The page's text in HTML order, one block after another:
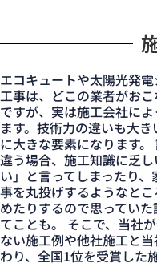
エコキュートや太陽光発
工事は、どこの業者がお
ですが、実は施工会社に
ます。技術力の違いも大
に大きな要素になります
違う場合、施工知識に乏
い」と言ってしまったり
事を丸投げするようなと
めたりするので思ってい
てことも。 そこで、当社
ない施工例や他社施工と
わり、全国1位を受賞した